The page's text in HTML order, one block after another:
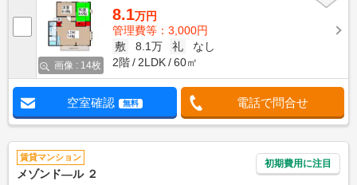
画像 : 14枚
8.1万円
管理費等：3,000円
敷
8.1万 礼
なし
2階
2LDK 60㎡
空室確認 無料 電話で問合せ
賃貸マンション
メゾンド―ル ２
初期費用に注目